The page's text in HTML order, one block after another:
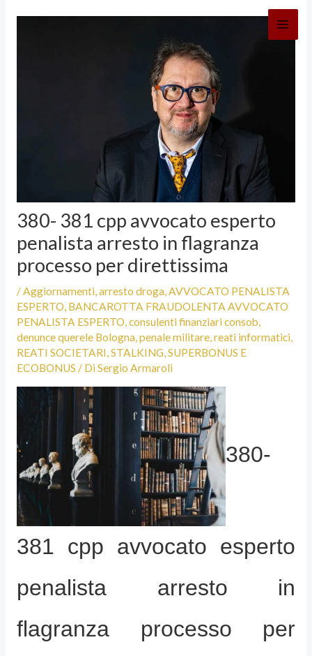
380- 381 cpp avvocato esperto
penalista arresto in flagranza
processo per direttissima
/Aggiornamenti,arresto droga,AVVOCATO PENALISTA
ESPERTO, BANCAROTTA FRAUDOLENTA AVVOCATO
PENALISTA ESPERTO,consulenti finanziari consob,
denunce querele Bologna,penale militare,reati informatici,
REATI SOCIETARI,STALKING,SUPERBONUS E
ECOBONUS / DiSergio Armaroli
380-
381 cpp avvocato esperto
penalista arresto in
flagranza processo per